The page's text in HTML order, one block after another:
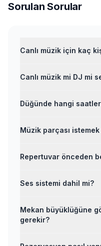
Sorulan Sorular
Canlı müzik için kaç
Canlı müzik mi DJ mi
Düğünde hangi
Müzik parçası
Repertuvar önceden
Ses sistemi dahil mi?
Mekan büyüklüğüne
gerekir?